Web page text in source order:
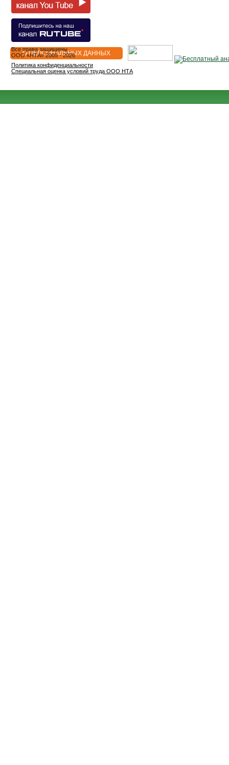
О ПЕРСОНАЛЬНЫХ ДАННЫХ
Все права защищены
OOO «НТА» 2005 - 2026
Политика конфиденциальности
Специальная оценка условий труда ООО НТА